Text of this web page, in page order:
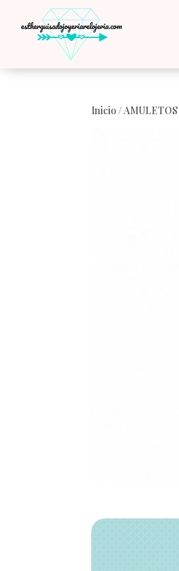
Inicio/AMULETOS